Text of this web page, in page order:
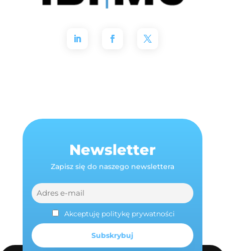
Newsletter
Zapisz się do naszego newslettera
Akceptuję politykę prywatności